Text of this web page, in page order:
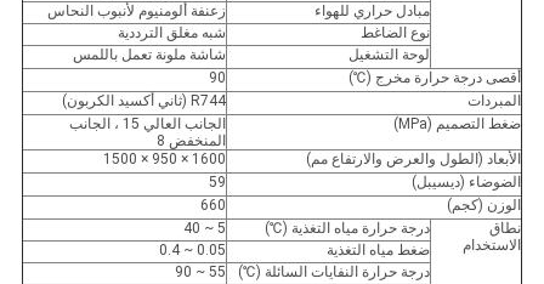
مبادل حراري للهواء
زعنفة ألومنيوم لأنبوب النحاس
نوع الضاغط
شبه مغلق الترددية
لوحة التشغيل
شاشة ملونة تعمل باللمس
أقصى درجة حرارة مخرج (℃)
90
المبردات
R744 (ثاني أكسيد الكربون)
ضغط التصميم (MPa)
الجانب العالي 15 ، الجانب
المنخفض 8
الأبعاد (الطول والعرض والارتفاع مم)
1600 × 950 × 1500
الضوضاء (ديسيبل)
59
الوزن (كجم)
660
نطاق
الاستخدام
درجة حرارة مياه التغذية (℃)
5 ~ 40
ضغط مياه التغذية
0.05 ~ 0.4
درجة حرارة النفايات السائلة (℃)
55 ~ 90